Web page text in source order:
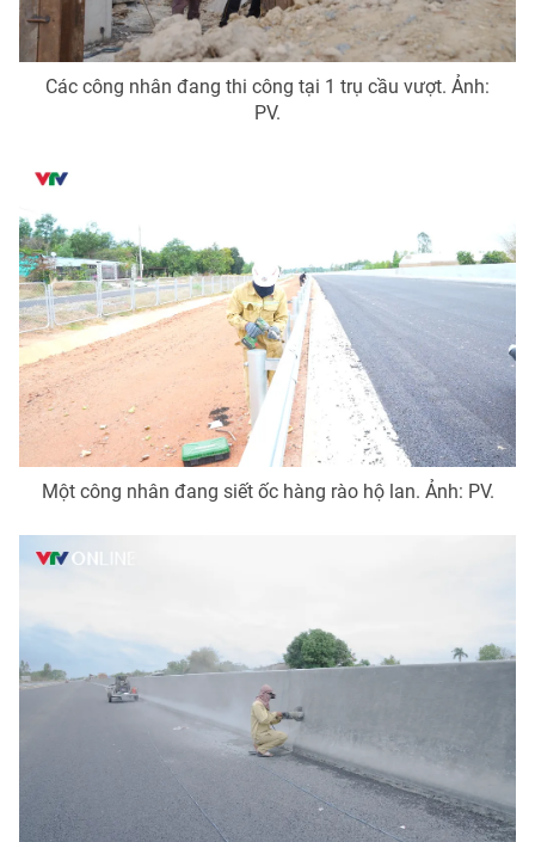
Các công nhân đang thi công tại 1 trụ cầu vượt. Ảnh:
PV.
Một công nhân đang siết ốc hàng rào hộ lan. Ảnh: PV.